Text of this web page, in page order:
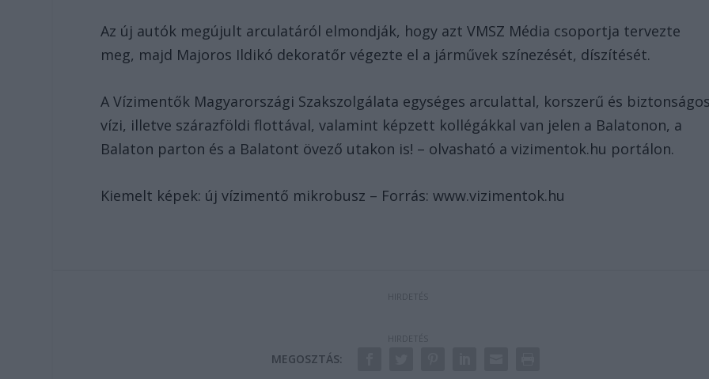
Az új autók megújult arculatáról elmondják, hogy azt VMSZ Média csoportja tervezte
meg, majd Majoros Ildikó dekoratőr végezte el a járművek színezését, díszítését.
A Vízimentők Magyarországi Szakszolgálata egységes arculattal, korszerű és
vízi, illetve szárazföldi flottával, valamint képzett kollégákkal van jelen a Balatonon, a
Balaton parton és a Balatont övező utakon is! – olvasható a vizimentok.hu portálon.
Kiemelt képek: új vízimentő mikrobusz – Forrás: www.vizimentok.hu
MEGOSZTÁS: